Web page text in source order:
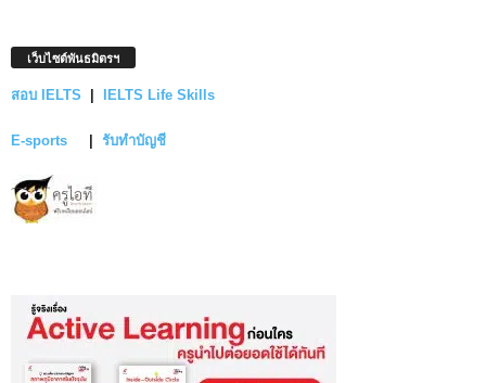
เว็บไซต์พันธมิตรฯ
สอบ IELTS IELTS Life Skills
E-sports รับทำบัญชี